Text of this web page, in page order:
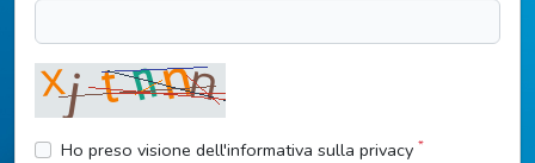
Ho preso visione dell'informativa sulla privacy *